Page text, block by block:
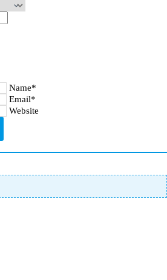
Name*
Email*
Website